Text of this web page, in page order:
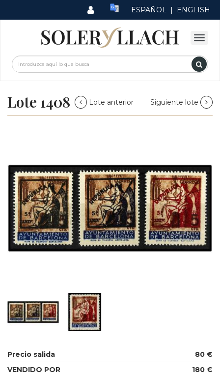
ESPAÑOL | ENGLISH
Lote 1408 Lote anterior Siguiente lote
Precio salida
80 €
VENDIDO POR
180 €